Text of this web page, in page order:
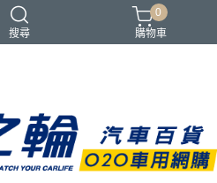
搜尋
0
購物車